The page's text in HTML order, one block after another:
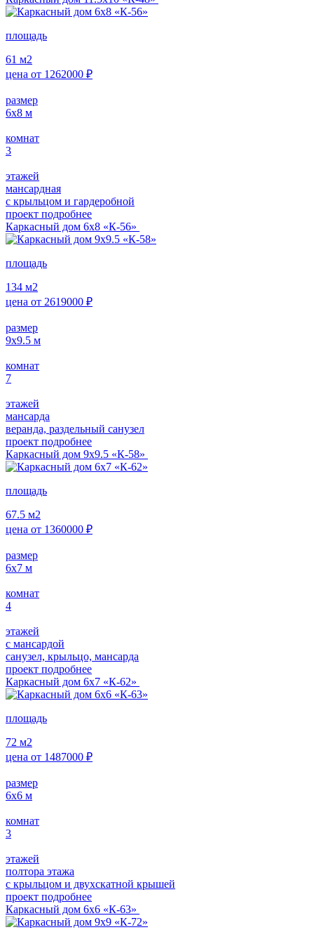
площадь
61 м2
цена от 1262000 ₽
размер
6х8 м
комнат
3
этажей
мансардная
с крыльцом и гардеробной
проект подробнее
Каркасный дом 6х8 «К-56»
площадь
134 м2
цена от 2619000 ₽
размер
9х9.5 м
комнат
7
этажей
мансарда
веранда, раздельный санузел
проект подробнее
Каркасный дом 9х9.5 «К-58»
площадь
67.5 м2
цена от 1360000 ₽
размер
6х7 м
комнат
4
этажей
с мансардой
санузел, крыльцо, мансарда
проект подробнее
Каркасный дом 6х7 «К-62»
площадь
72 м2
цена от 1487000 ₽
размер
6х6 м
комнат
3
этажей
полтора этажа
с крыльцом и двухскатной крышей
проект подробнее
Каркасный дом 6х6 «К-63»